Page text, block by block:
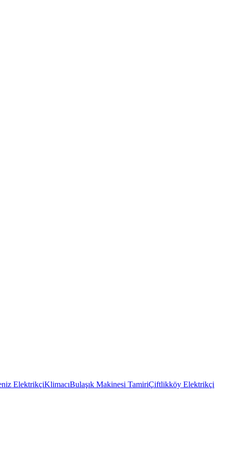
ElektrikçiKlimacıBulaşık Makinesi TamiriÇiftlikköy Elektrikçi